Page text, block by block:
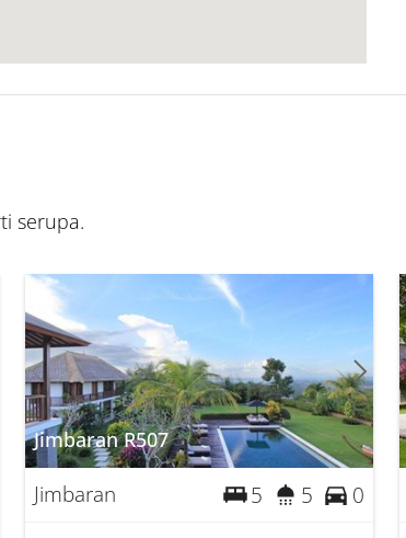
serupa.
Jimbaran R507
Jimbaran 5 5 0